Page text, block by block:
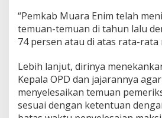
“Pemkab Muara Enim telah
temuan-temuan di tahun lalu
74 persen atau di atas rata-rata
Lebih lanjut, dirinya
Kepala OPD dan jajarannya
menyelesaikan temuan
sesuai dengan ketentuan